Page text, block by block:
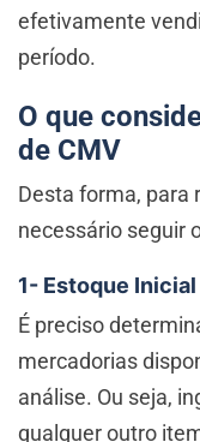
efetivamente
período.
O que
de CMV
Desta forma, para
necessário seguir
1- Estoque Inicial
É preciso
mercadorias
análise. Ou seja,
qualquer outro